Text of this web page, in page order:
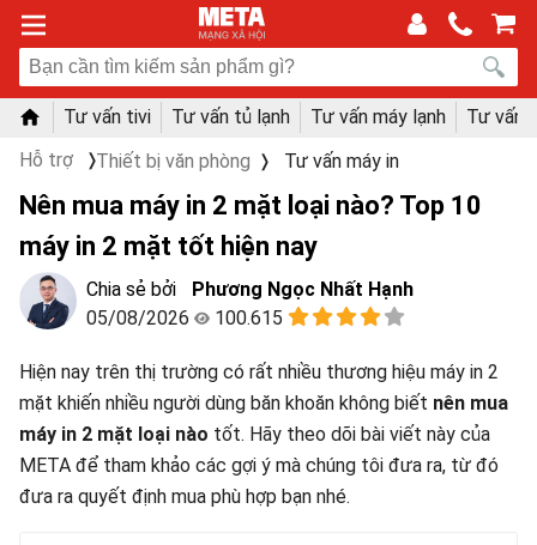
Tư vấn tivi Tư vấn tủ lạnh Tư vấn máy lạnh
Tư vấn
Hỗ trợ
Thiết bị văn phòng Tư vấn máy in
Nên mua máy in 2 mặt loại nào? Top 10
máy in 2 mặt tốt hiện nay
Phương Ngọc Nhất Hạnh
05/08/2026
100.615
Hiện nay trên thị trường có rất nhiều thương hiệu máy in 2
mặt khiến nhiều người dùng băn khoăn không biết nên mua
máy in 2 mặt loại nào tốt. Hãy theo dõi bài viết này của
META để tham khảo các gợi ý mà chúng tôi đưa ra, từ đó
đưa ra quyết định mua phù hợp bạn nhé.